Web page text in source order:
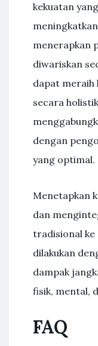
kekuatan
menerapkan
diwariskan
dapat meraih
secara
dengan
yang optimal.
Menetapkan
dan
tradisional ke
dilakukan
dampak
fisik, mental,
FAQ